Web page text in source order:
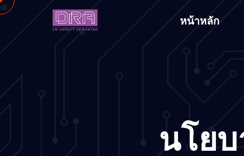
หน้าหลัก
นโย